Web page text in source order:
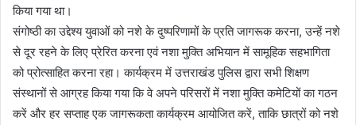
किया गया था।
संगोष्ठी का उद्देश्य युवाओं को नशे के दुष्परिणामों के प्रति जागरूक करना, उन्हें नशे
से दूर रहने के लिए प्रेरित करना एवं नशा मुक्ति अभियान में सामूहिक सहभागिता
को प्रोत्साहित करना रहा। कार्यक्रम में उत्तराखंड पुलिस द्वारा सभी शिक्षण
संस्थानों से आग्रह किया गया कि वे अपने परिसरों में नशा मुक्ति कमेटियों का गठन
करें और हर सप्ताह एक जागरूकता कार्यक्रम आयोजित करें, ताकि छात्रों को नशे